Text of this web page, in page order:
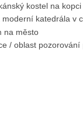
kostel na
katedrála v
na město
/ oblast pozorování